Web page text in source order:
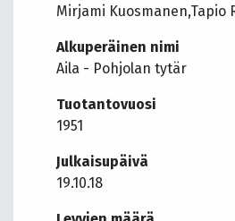
Mirjami Kuosmanen,Tapio
Alkuperäinen nimi
Aila - Pohjolan tytär
Tuotantovuosi
1951
Julkaisupäivä
19.10.18